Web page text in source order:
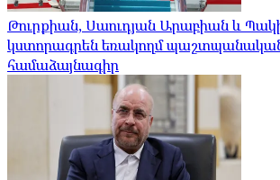
Թուրքիան, Սաուդյան Արաբիան և
կստորագրեն եռակողմ
համաձայնագիր